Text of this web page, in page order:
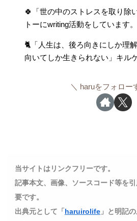
🍀「世の中のストレスを取り除
トーにwriting活動をしています。
🐈「人生は、後ろ向きにしか理
向いてしか生きられない」キル
haruをフォロー
当サイトはリンクフリーです。
記事本文、画像、ソースコード等を
要です。
出典元として「 haruirolife 」と明記